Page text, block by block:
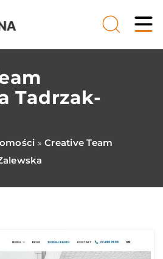
Tadrzak-
» Creative Team